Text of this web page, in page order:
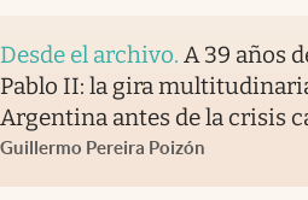
Desde el archivo. A 39 años
Pablo II: la gira
Argentina antes de la crisis
Guillermo Pereira Poizón